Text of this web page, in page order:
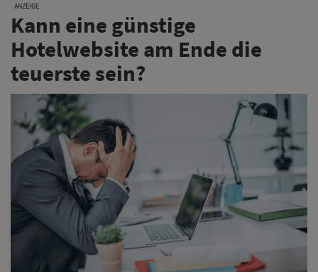
ANZEIGE
Kann eine günstige
Hotelwebsite am Ende die
teuerste sein?